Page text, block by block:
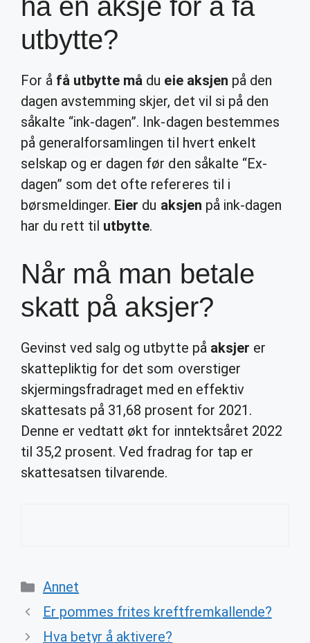
ha en aksje for å få
utbytte?
​For å få utbytte må du eie aksjen på den
dagen avstemming skjer, det vil si på den
såkalte “ink-dagen”. Ink-dagen bestemmes
på generalforsamlingen til hvert enkelt
selskap og er dagen før den såkalte “Ex-
dagen” som det ofte refereres til i
børsmeldinger. Eier du aksjen på ink-dagen
har du rett til utbytte.
Når må man betale
skatt på aksjer?
Gevinst ved salg og utbytte på aksjer er
skattepliktig for det som overstiger
skjermingsfradraget med en effektiv
skattesats på 31,68 prosent for 2021.
Denne er vedtatt økt for inntektsåret 2022
til 35,2 prosent. Ved fradrag for tap er
skattesatsen tilvarende.
Categories
Annet
Er pommes frites kreftfremkallende?
Hva betyr å aktivere?